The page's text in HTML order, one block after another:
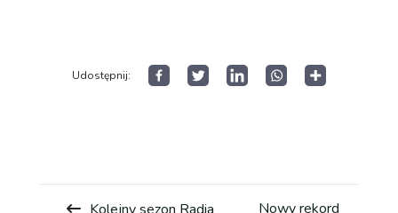
Wyniki GSMP
Kontakt
Udostępnij:
Nowy rekord